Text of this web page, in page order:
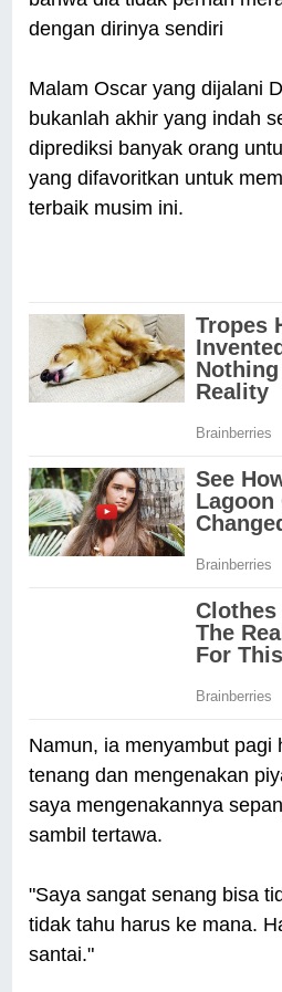
dengan dirinya sendiri
Malam Oscar yang dijalani
bukanlah akhir yang indah
diprediksi banyak orang
yang difavoritkan untuk
terbaik musim ini.
Namun, ia menyambut pagi
tenang dan mengenakan
saya mengenakannya
sambil tertawa.
"Saya sangat senang bisa
tidak tahu harus ke mana.
santai."